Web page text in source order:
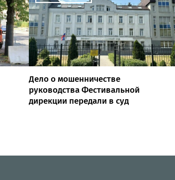
Дело о мошенничестве
руководства Фестивальной
дирекции передали в суд